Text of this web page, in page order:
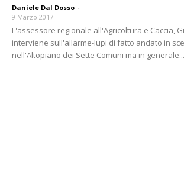
Daniele Dal Dosso -
9 Marzo 2017
L'assessore regionale all'Agricoltura e Caccia,
interviene sull'allarme-lupi di fatto andato in
nell'Altopiano dei Sette Comuni ma in generale...